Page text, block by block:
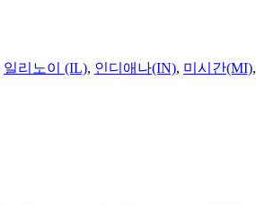
일리노이 (IL), 인디애나(IN), 미시간(MI),